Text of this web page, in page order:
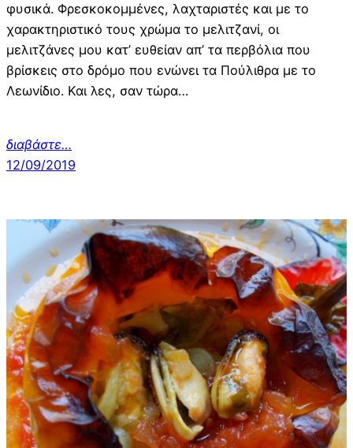
φυσικά. Φρεσκοκομμένες, λαχταριστές και με το
χαρακτηριστικό τους χρώμα το μελιτζανί, οι
μελιτζάνες μου κατ’ ευθείαν απ’ τα περβόλια που
βρίσκεις στο δρόμο που ενώνει τα Πούλιθρα με το
Λεωνίδιο. Και λες, σαν τώρα…
διαβάστε…
12/09/2019